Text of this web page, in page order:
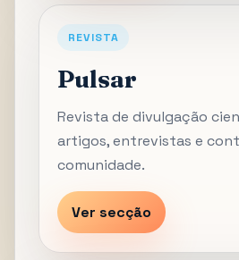
REVISTA
Pulsar
Revista de divulgação
artigos, entrevistas e
comunidade.
Ver secção